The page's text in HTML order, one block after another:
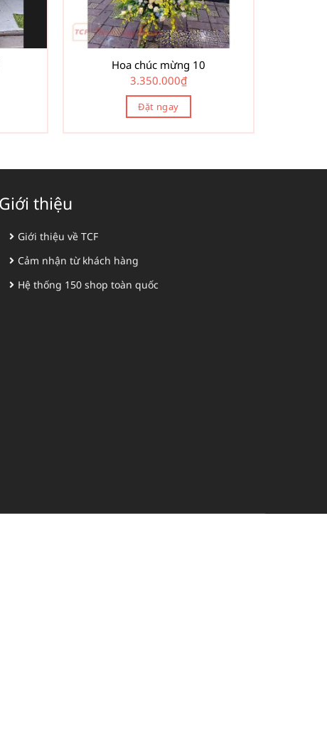
Hoa chúc mừng 10
3.350.000₫
Đặt ngay
Giới thiệu
Giới thiệu về TCF
Cảm nhận từ khách hàng
Hệ thống 150 shop toàn quốc